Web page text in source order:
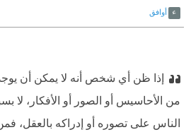
أوافق
إذا ظن أي شخص أنه لا يمكن أن
من الأحاسيس أو الصور أو الأفكار،
الناس على تصوره أو إدراكه بالعقل،